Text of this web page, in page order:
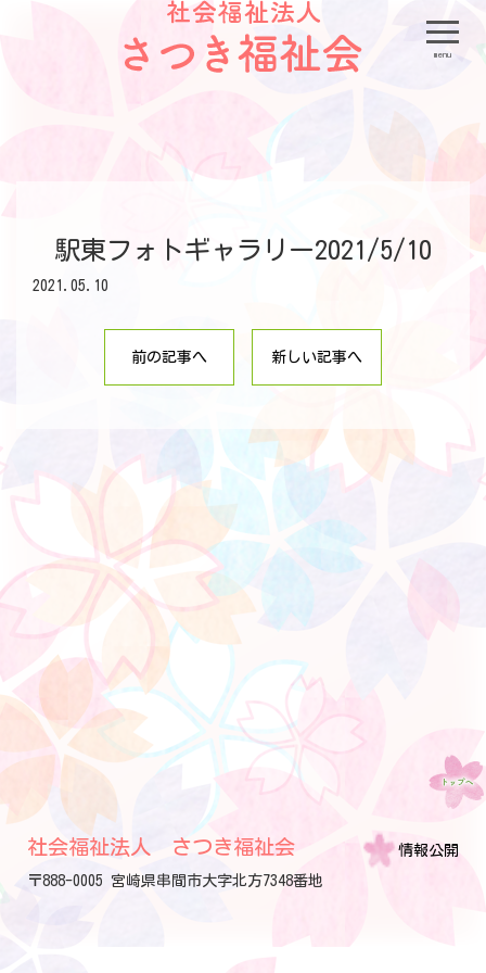
menu
駅東フォトギャラリー2021/5/10
2021.05.10
前の記事へ 新しい記事へ
社会福祉法人 さつき福祉会
〒888-0005 宮崎県串間市大字北方7348番地
情報公開